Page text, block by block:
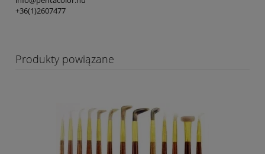
+36(1)2607477
Produkty powiązane